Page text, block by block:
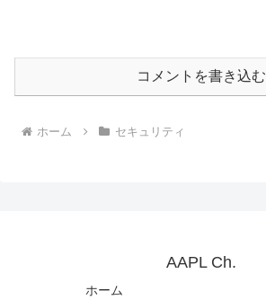
コメントを書き込む
ホーム セキュリティ
AAPL Ch.
ホーム